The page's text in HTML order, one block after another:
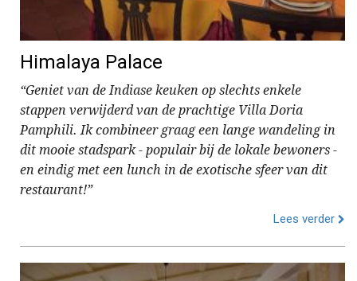
Himalaya Palace
“Geniet van de Indiase keuken op slechts enkele
stappen verwijderd van de prachtige Villa Doria
Pamphili. Ik combineer graag een lange wandeling in
dit mooie stadspark - populair bij de lokale bewoners -
en eindig met een lunch in de exotische sfeer van dit
restaurant!”
Lees verder